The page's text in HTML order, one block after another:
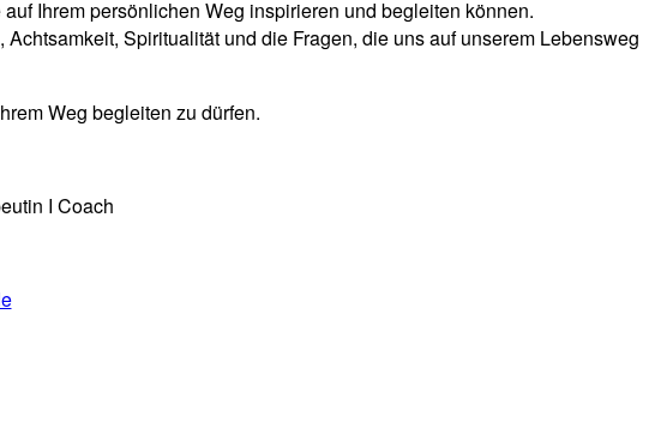
Ihrem persönlichen Weg inspirieren und begleiten können.
Spiritualität und die Fragen, die uns auf unserem Lebensweg
Weg begleiten zu dürfen.
I Coach